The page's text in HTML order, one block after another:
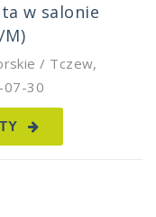
w salonie
M)
/ Tczew,
07-30